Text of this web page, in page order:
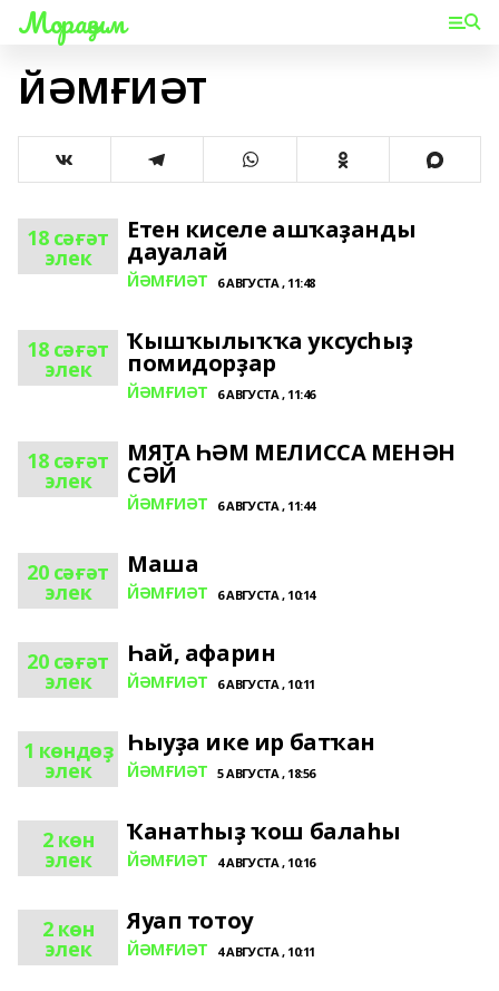
Мораҙым
ЙӘМҒИӘТ
18 сәғәт
элек
Етен киселе ашҡаҙанды
дауалай
ЙӘМҒИӘТ 6 АВГУСТА , 11:48
18 сәғәт
элек
Ҡышҡылыҡҡа уксусһыҙ
помидорҙар
ЙӘМҒИӘТ 6 АВГУСТА , 11:46
18 сәғәт
элек
МЯТА ҺӘМ МЕЛИССА МЕНӘН
СӘЙ
ЙӘМҒИӘТ 6 АВГУСТА , 11:44
20 сәғәт
элек
Маша
ЙӘМҒИӘТ 6 АВГУСТА , 10:14
20 сәғәт
элек
Һай, афарин
ЙӘМҒИӘТ 6 АВГУСТА , 10:11
1 көндөҙ
элек
Һыуҙа ике ир батҡан
ЙӘМҒИӘТ 5 АВГУСТА , 18:56
2 көн
элек
Ҡанатһыҙ ҡош балаһы
ЙӘМҒИӘТ 4 АВГУСТА , 10:16
2 көн
элек
Яуап тотоу
ЙӘМҒИӘТ 4 АВГУСТА , 10:11